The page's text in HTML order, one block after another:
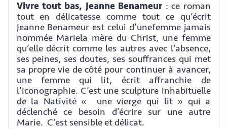
Vivre tout bas, Jeanne Benameur: ce roman
tout en délicatesse comme tout ce qu’écrit
Jeanne Benameur est celui d’unefemme jamais
nommée Mariela mère du Christ, une femme
qu’elle décrit comme les autres avec l’absence,
ses peines, ses doutes, ses souffrances qui met
sa propre vie de côté pour continuer à avancer,
une femme qui lit, écrit affranchie de
l’iconographie. C’est une sculpture inhabituelle
de la Nativité « une vierge qui lit » qui a
déclenché ce besoin d’écrire sur une autre
Marie. C’est sensible et délicat.